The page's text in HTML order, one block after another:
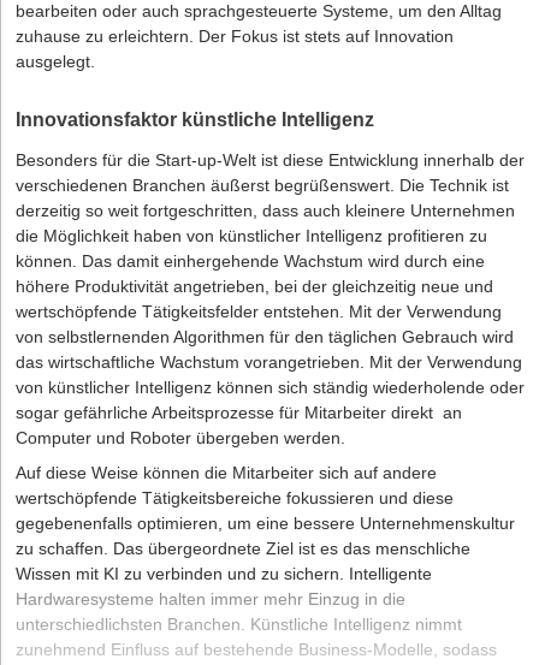
bearbeiten oder auch sprachgesteuerte Systeme, um den Alltag
zuhause zu erleichtern. Der Fokus ist stets auf Innovation
ausgelegt.
Innovationsfaktor künstliche Intelligenz
Besonders für die Start-up-Welt ist diese Entwicklung innerhalb der
verschiedenen Branchen äußerst begrüßenswert. Die Technik ist
derzeitig so weit fortgeschritten, dass auch kleinere Unternehmen
die Möglichkeit haben von künstlicher Intelligenz profitieren zu
können. Das damit einhergehende Wachstum wird durch eine
höhere Produktivität angetrieben, bei der gleichzeitig neue und
wertschöpfende Tätigkeitsfelder entstehen. Mit der Verwendung
von selbstlernenden Algorithmen für den täglichen Gebrauch wird
das wirtschaftliche Wachstum vorangetrieben. Mit der Verwendung
von künstlicher Intelligenz können sich ständig wiederholende oder
sogar gefährliche Arbeitsprozesse für Mitarbeiter direkt an
Computer und Roboter übergeben werden.
Auf diese Weise können die Mitarbeiter sich auf andere
wertschöpfende Tätigkeitsbereiche fokussieren und diese
gegebenenfalls optimieren, um eine bessere Unternehmenskultur
zu schaffen. Das übergeordnete Ziel ist es das menschliche
Wissen mit KI zu verbinden und zu sichern. Intelligente
Hardwaresysteme halten immer mehr Einzug in die
unterschiedlichsten Branchen. Künstliche Intelligenz nimmt
zunehmend Einfluss auf bestehende Business-Modelle, sodass